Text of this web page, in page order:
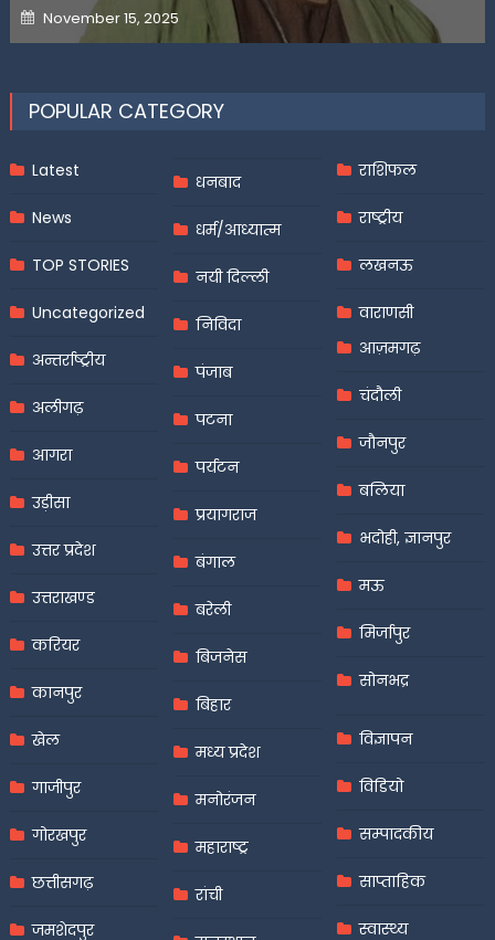
Posted
on
November 15, 2025
POPULAR CATEGORY
Latest
News
TOP STORIES
Uncategorized
अन्तर्राष्ट्रीय
अलीगढ़
आगरा
उड़ीसा
उत्तर प्रदेश
उत्तराखण्ड
करियर
कानपुर
खेल
गाजीपुर
गोरखपुर
छत्तीसगढ़
जमशेदपुर
धनबाद
धर्म/आध्यात्म
नयी दिल्ली
निविदा
पंजाब
पटना
पर्यटन
प्रयागराज
बंगाल
बरेली
बिजनेस
बिहार
मध्य प्रदेश
मनोरंजन
महाराष्ट्र
रांची
राशिफल
राष्ट्रीय
लखनऊ
वाराणसी
आज़मगढ़
चंदौली
जौनपुर
बलिया
भदोही, ज्ञानपुर
मऊ
मिर्जापुर
सोनभद्र
विज्ञापन
विडियो
सम्पादकीय
साप्ताहिक
स्वास्थ्य